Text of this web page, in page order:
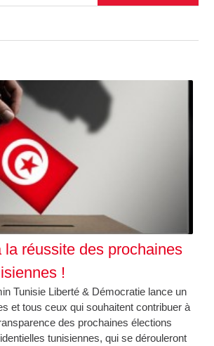
la réussite des prochaines
!
Tunisie Liberté & Démocratie lance un
et tous ceux qui souhaitent contribuer à
des prochaines élections
tunisiennes, qui se dérouleront